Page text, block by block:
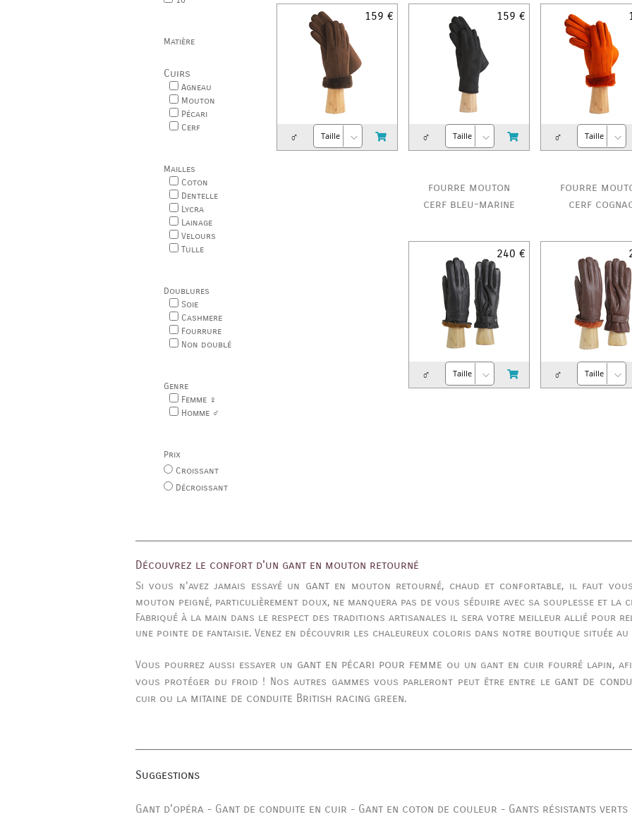
Matière
Cuirs
Agneau
Mouton
Pécari
Cerf
Mailles
Coton
Dentelle
Lycra
Lainage
Velours
Tulle
Doublures
Soie
Cashmere
Fourrure
Non doublé
Genre
Femme ♀
Homme ♂
Prix
Croissant
Décroissant
159 €
♂
159 €
♂ ♂
fourre mouton
cerf bleu-marine
240 €
♂
fourre
cerf
♂
Découvrez le confort d'un gant en mouton retourné
Si vous n'avez jamais essayé un ganten mouton retourné, chaud et confortable, il faut vous
mouton peigné, particulièrement doux, ne manquera pas de vous séduire avec sa souplesse et
Fabriqué à la main dans le respect des traditions artisanales il sera votre meilleur allié pour
une pointe de fantaisie. Venez en découvrir les chaleureux coloris dans notre boutique située au
Vous pourrez aussi essayer un gant en pécari pour femme ou un gant en cuir fourré lapin,
vous protéger du froid ! Nos autres gammes vous parleront peut être entre le gant de
cuir ou la mitaine de conduite British racing green.
Suggestions
Gant d'opéra - Gant de conduite en cuir - Gant en coton de couleur - Gants résistants verts